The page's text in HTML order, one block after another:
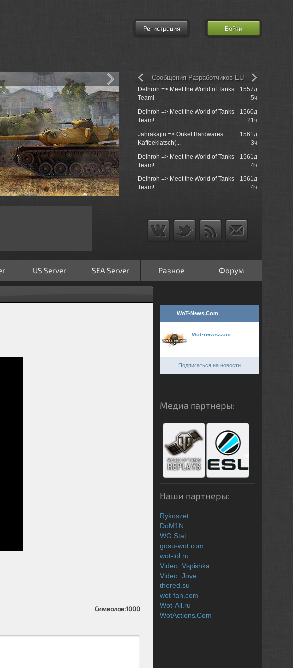
Регистрация Войти
Delhroh => Meet the World of Tanks
Team!
1557д
5ч
Delhroh => Meet the World of Tanks
Team!
1560д
21ч
Jahrakajin => Onkel Hardwares
Kaffeeklatsch(...
1561д
3ч
Delhroh => Meet the World of Tanks
Team!
1561д
4ч
Delhroh => Meet the World of Tanks
Team!
1561д
4ч
Сообщения Разработчиков EU
US Server SEA Server Разное Форум
Символов:1000
WoT-News.Com
Wot-news.com
Подписаться на новости
Медиа партнеры:
Наши партнеры:
Rykoszet
DoM1N
WG Stat
gosu-wot.com
wot-lol.ru
Video::Vspishka
Video::Jove
thered.su
wot-fan.com
Wot-All.ru
WotActions.Com